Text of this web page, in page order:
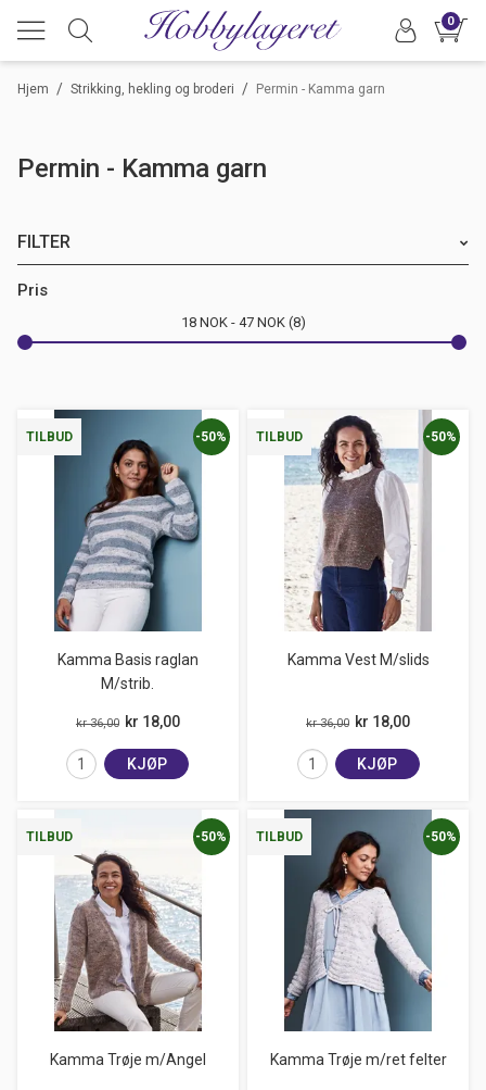
0
/
Hjem /
Strikking, hekling og broderi Permin - Kamma garn
Permin - Kamma garn
FILTER
Merke
Pris
18 NOK 47 NOK 8
TILBUD
Kamma Basis raglan
M/strib.
-50%
kr 36,00 kr 18,00
KJØP
TILBUD
Kamma Vest M/slids
-50%
kr 36,00 kr 18,00
KJØP
TILBUD
Kamma Trøje m/Angel
-50% TILBUD
Kamma Trøje m/ret felter
-50%